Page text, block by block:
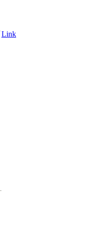
Link
.